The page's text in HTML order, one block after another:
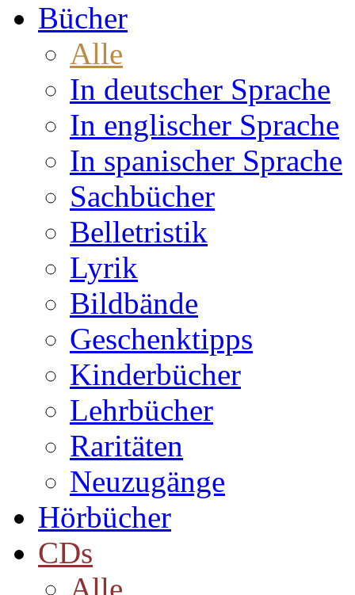
Bücher
Alle
In deutscher Sprache
In englischer Sprache
In spanischer Sprache
Sachbücher
Belletristik
Lyrik
Bildbände
Geschenktipps
Kinderbücher
Lehrbücher
Raritäten
Neuzugänge
Hörbücher
CDs